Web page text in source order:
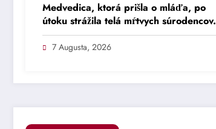
Medvedica, ktorá prišla o mláďa, po
útoku strážila telá mŕtvych súrodencov.
Zasahujúci tím ju musel uspať.
7 Augusta, 2026